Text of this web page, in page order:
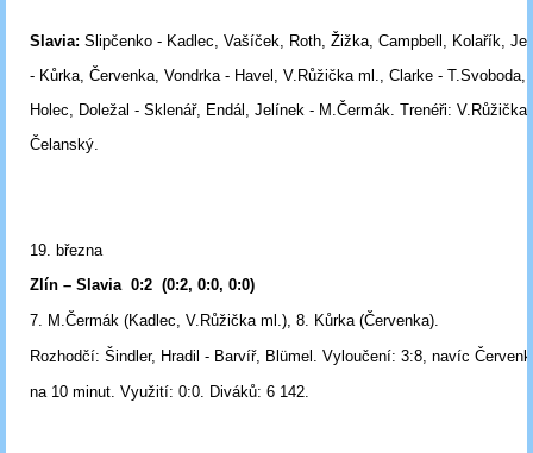
Slavia: Slipčenko - Kadlec, Vašíček, Roth, Žižka, Campbell, Kolařík,
- Kůrka, Červenka, Vondrka - Havel, V.Růžička ml., Clarke - T.Svoboda,
Holec, Doležal - Sklenář, Endál, Jelínek - M.Čermák. Trenéři: V.Růžička
Čelanský.
19. března
Zlín – Slavia 0:2 (0:2, 0:0, 0:0)
7. M .Čermák (Kadlec, V.Růžička ml.), 8. Kůrka (Červenka).
Rozhodčí: Šindler, Hradil - Barvíř, Blümel. Vyloučení: 3:8, navíc
na 10 minut. Využití: 0:0. Diváků: 6 142.